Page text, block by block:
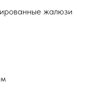
жалюзи